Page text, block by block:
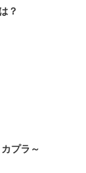
？
プラ～